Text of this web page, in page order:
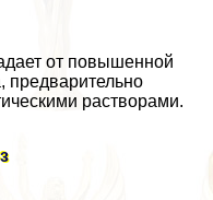
от повышенной
предварительно
растворами.